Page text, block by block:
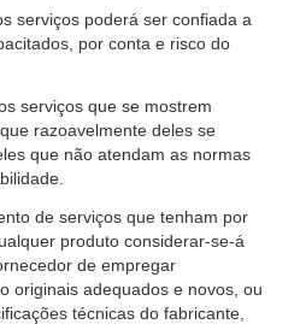
serviços poderá ser confiada a
por conta e risco do
serviços que se mostrem
razoavelmente deles se
que não atendam as normas
de serviços que tenham por
produto considerar-se-á
de empregar
originais adequados e novos, ou
técnicas do fabricante,